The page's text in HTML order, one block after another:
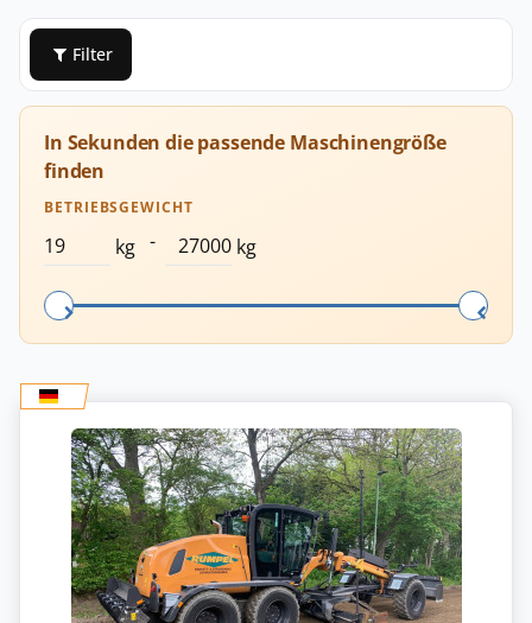
Filter
In Sekunden die passende Maschinengröße
finden
BETRIEBSGEWICHT
kg - kg